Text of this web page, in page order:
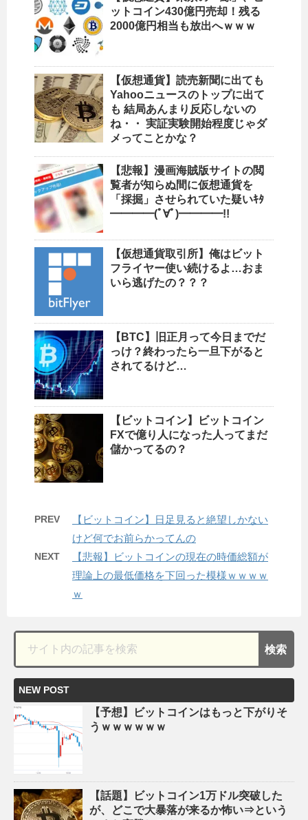
ットコイン430億円売却！残る
2000億円相当も放出へｗｗｗ
【仮想通貨】読売新聞に出ても
Yahooニュースのトップに出て
も 結局あんまり反応しないの
ね・・ 実証実験開始程度じゃダ
メってことかな？
【悲報】漫画海賊版サイトの閲
覧者が知らぬ間に仮想通貨を
「採掘」させられていた疑いｷﾀ
━━━━(ﾟ∀ﾟ)━━━━!!
【仮想通貨取引所】俺はビット
フライヤー使い続けるよ…おま
いら逃げたの？？？
【BTC】旧正月って今日までだ
っけ？終わったら一旦下がると
されてるけど…
【ビットコイン】ビットコイン
FXで億り人になった人ってまだ
儲かってるの？
PREV
【ビットコイン】日足見ると絶望しかない
けど何でお前らかってんの
NEXT
【悲報】ビットコインの現在の時価総額が
理論上の最低価格を下回った模様ｗｗｗｗ
ｗ
NEW POST
【予想】ビットコインはもっと下がりそ
うｗｗｗｗｗｗ
【話題】ビットコイン1万ドル突破した
が、どこで大暴落が来るか怖い⇒という